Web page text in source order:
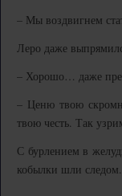
– Мы воздвигнем
Леро даже
– Хорошо… даже
– Ценю твою
твою честь. Так
С бурлением в
кобылки шли следом.